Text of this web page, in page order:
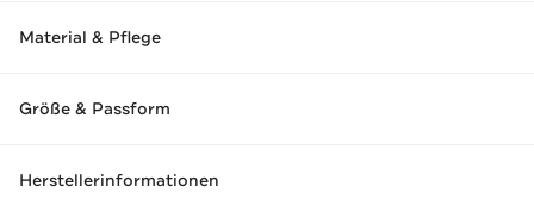
Material & Pflege
Größe & Passform
Herstellerinformationen